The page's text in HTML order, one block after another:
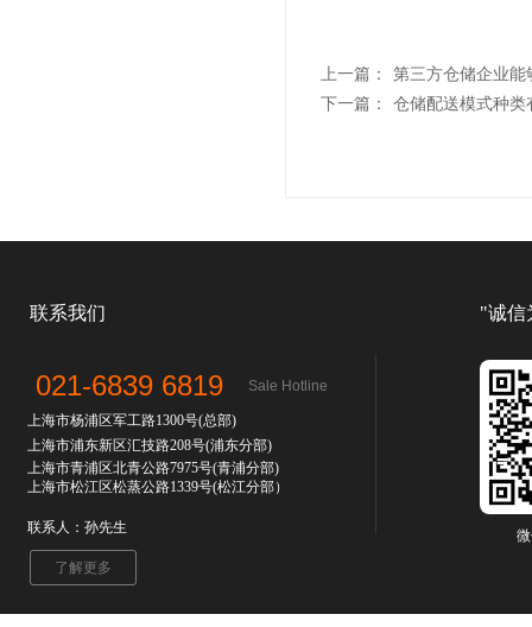
上一篇：
第三方仓储企业能
下一篇：
仓储配送模式种类
021-6839 6819
上海市杨浦区军工路1300号(总部)
上海市浦东新区汇技路208号(浦东分部)
上海市青浦区北青公路7975号(青浦分部)
上海市松江区松蒸公路1339号(松江分部）
联系人：孙先生
联系我们
Sale Hotline
了解更多
"诚信